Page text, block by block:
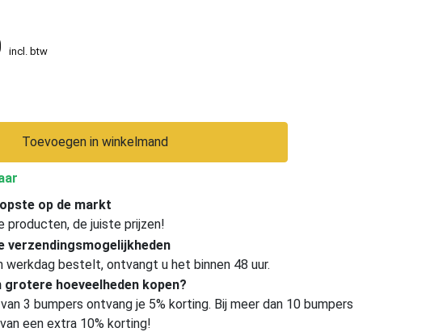
incl. btw
Toevoegen in winkelmand
op de markt
producten, de juiste prijzen!
verzendingsmogelijkheden
werkdag bestelt, ontvangt u het binnen 48 uur.
grotere hoeveelheden kopen?
3 bumpers ontvang je 5% korting. Bij meer dan 10 bumpers
een extra 10% korting!